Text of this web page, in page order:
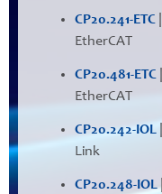
CP20.241-ETC
EtherCAT
CP20.481-ETC
EtherCAT
CP20.242-IOL
Link
CP20.248-IOL